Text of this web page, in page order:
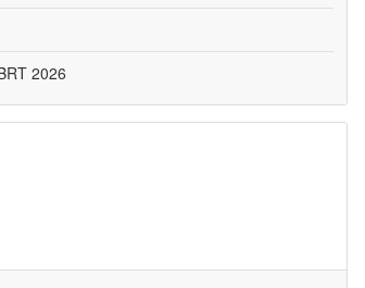
2026